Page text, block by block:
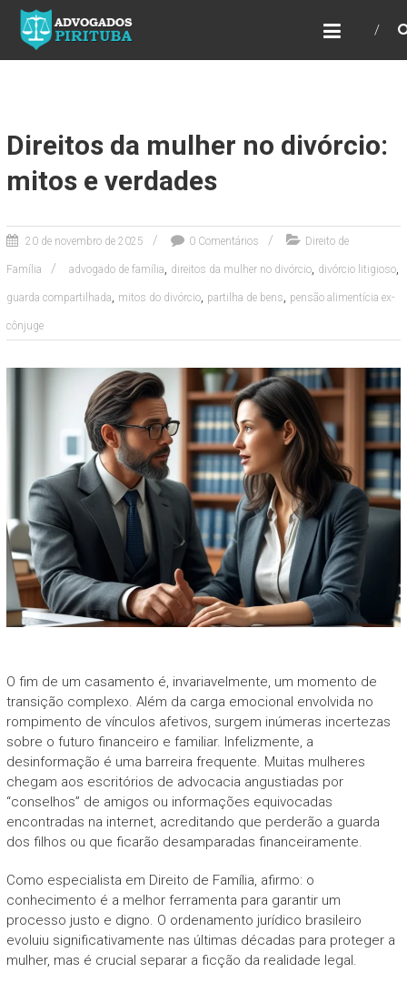
ADVOGADOS PIRITUBA
Precisando de advogado? Entre em contato!
Fazemos toda a assessoria que você
Direitos da mulher no divórcio:
mitos e verdades
20 de novembro de 2025 0 Comentários Direito de
Família advogado de família, direitos da mulher no divórcio, divórcio litigioso,
guarda compartilhada, mitos do divórcio, partilha de bens, pensão alimentícia ex-
cônjuge
O fim de um casamento é, invariavelmente, um momento de
transição complexo. Além da carga emocional envolvida no
rompimento de vínculos afetivos, surgem inúmeras incertezas
sobre o futuro financeiro e familiar. Infelizmente, a
desinformação é uma barreira frequente. Muitas mulheres
chegam aos escritórios de advocacia angustiadas por
“conselhos” de amigos ou informações equivocadas
encontradas na internet, acreditando que perderão a guarda
dos filhos ou que ficarão desamparadas financeiramente.
Como especialista em Direito de Família, afirmo: o
conhecimento é a melhor ferramenta para garantir um
processo justo e digno. O ordenamento jurídico brasileiro
evoluiu significativamente nas últimas décadas para proteger a
mulher, mas é crucial separar a ficção da realidade legal.